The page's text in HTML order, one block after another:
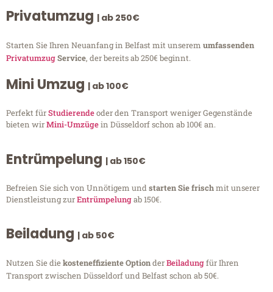
Privatumzug | ab 250€
Starten Sie Ihren Neuanfang in Belfast mit unserem umfassenden
PrivatumzugService, der bereits ab 250€ beginnt.
Mini Umzug | ab 100€
Perfekt fürStudierendeoder den Transport weniger Gegenstände
bieten wirMini-Umzügein Düsseldorf schon ab 100€ an.
Entrümpelung | ab 150€
Befreien Sie sich von Unnötigem undstarten Sie frischmit unserer
Dienstleistung zurEntrümpelungab 150€.
Beiladung | ab 50€
Nutzen Sie diekosteneffiziente OptionderBeiladungfür Ihren
Transport zwischen Düsseldorf und Belfast schon ab 50€.